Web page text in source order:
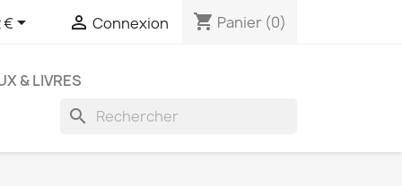
€  Connexion shopping_cart Panier (0)
& LIVRES
search